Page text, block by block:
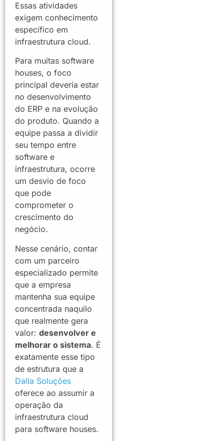
Essas atividades
exigem conhecimento
específico em
infraestrutura cloud.
Para muitas software
houses, o foco
principal deveria estar
no desenvolvimento
do ERP e na evolução
do produto. Quando a
equipe passa a dividir
seu tempo entre
software e
infraestrutura, ocorre
um desvio de foco
que pode
comprometer o
crescimento do
negócio.
Nesse cenário, contar
com um parceiro
especializado permite
que a empresa
mantenha sua equipe
concentrada naquilo
que realmente gera
valor: desenvolver e
melhorar o sistema. É
exatamente esse tipo
de estrutura que a
Dalla Soluções
oferece ao assumir a
operação da
infraestrutura cloud
para software houses.